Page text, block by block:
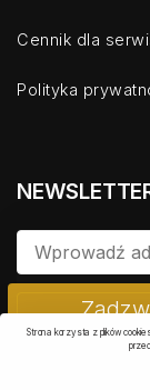
Cennik dla
Polityka
Strona korzysta z plików